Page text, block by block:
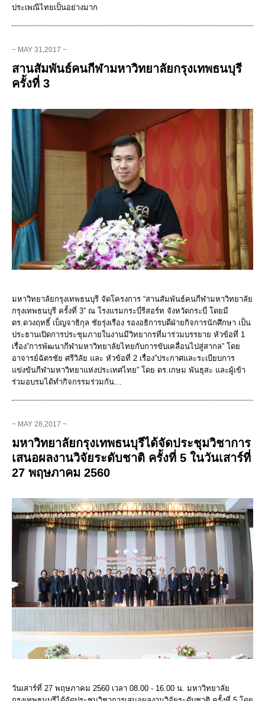
ประเพณีไทยเป็นอย่างมาก
− MAY 31,2017 −
สานสัมพันธ์คนกีฬามหาวิทยาลัยกรุงเทพธนบุรี
ครั้งที่ 3
มหาวิทยาลัยกรุงเทพธนบุรี จัดโครงการ “สานสัมพันธ์คนกีฬามหาวิทยาลัย
กรุงเทพธนบุรี ครั้งที่ 3” ณ โรงแรมกระบี่รีสอร์ท จังหวัดกระบี่ โดยมี
ดร.ดวงฤทธิ์ เบ็ญจาธิกุล ชัยรุ่งเรือง รองอธิการบดีฝ่ายกิจการนักศึกษา เป็น
ประธานเปิดการประชุมภายในงานมีวิทยากรที่มาร่วมบรรยาย หัวข้อที่ 1
เรื่อง”การพัฒนากีฬามหาวิทยาลัยไทยกับการขับเคลื่อนไปสู่สากล” โดย
อาจารย์ฉัตรชัย ศรีวิลัย และ หัวข้อที่ 2 เรื่อง”ประกาศและระเบียบการ
แข่งขันกีฬามหาวิทยาแห่งประเทศไทย” โดย ดร.เกษม พันธุสะ และผู้เข้า
ร่วมอบรมได้ทำกิจกรรมร่วมกัน…
− MAY 28,2017 −
มหาวิทยาลัยกรุงเทพธนบุรีได้จัดประชุมวิชาการ
เสนอผลงานวิจัยระดับชาติ ครั้งที่ 5 ในวันเสาร์ที่
27 พฤษภาคม 2560
วันเสาร์ที่ 27 พฤษภาคม 2560 เวลา 08.00 - 16.00 น. มหาวิทยาลัย